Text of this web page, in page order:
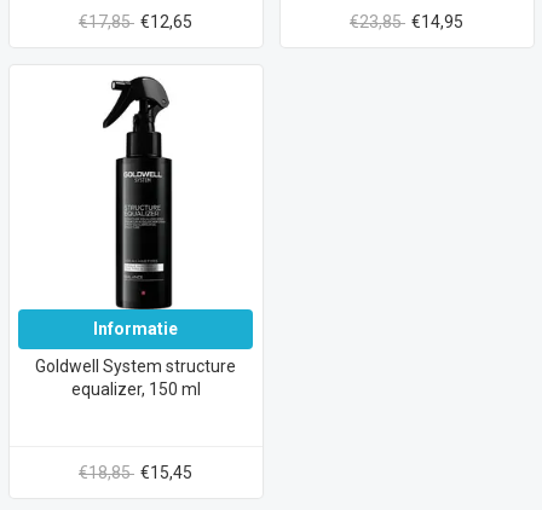
€17,85 €12,65 €23,85 €14,95
Informatie
Goldwell System structure
equalizer, 150 ml
€18,85 €15,45